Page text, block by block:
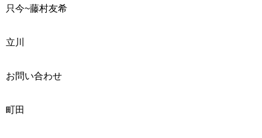
只今~藤村友希
立川
お問い合わせ
町田